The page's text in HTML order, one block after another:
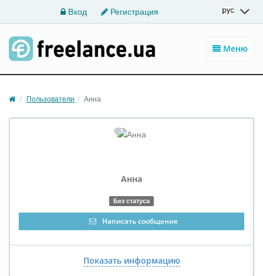
Вход Регистрация
Меню
Пользователи Анна
Анна
Без статуса
Написать сообщение
Показать информацию